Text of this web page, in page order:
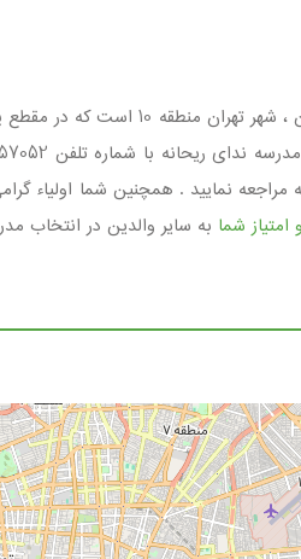
مدرسه ندای ریحانه مجموعه ای
نمایید . همچنین شما اولیاء
شما به سایر والدین در انتخاب